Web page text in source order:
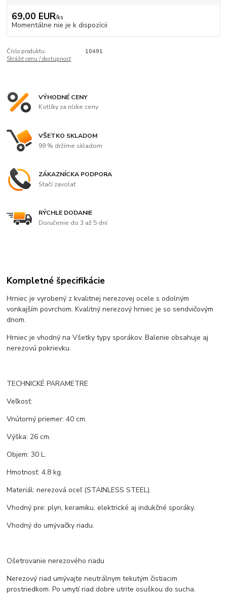
69,00 EUR/ks
Momentálne nie je k dispozícii
Číslo produktu:
10491
Strážiť cenu / dostupnosť
VÝHODNÉ CENY
Kotlíky za nízke ceny
VŠETKO SKLADOM
99 % držíme skladom
ZÁKAZNÍCKA PODPORA
Stačí zavolať
RÝCHLE DODANIE
Doručenie do 3 až 5 dní
Kompletné špecifikácie
Hrniec je vyrobený z kvalitnej nerezovej ocele s odolným
vonkajším povrchom. Kvalitný nerezový hrniec je so sendvičovým
dnom.
Hrniec je vhodný na Všetky typy sporákov. Balenie obsahuje aj
nerezovú pokrievku.
TECHNICKÉ PARAMETRE
Veľkosť:
Vnútorný priemer: 40 cm.
Výška: 26 cm.
Objem: 30 L.
Hmotnosť: 4,8 kg.
Materiál: nerezová oceľ (STAINLESS STEEL).
Vhodný pre: plyn, keramiku, elektrické aj indukčné sporáky.
Vhodný do umývačky riadu.
Ošetrovanie nerezového riadu
Nerezový riad umývajte neutrálnym tekutým čistiacim
prostriedkom. Po umytí riad dobre utrite osuškou do sucha.